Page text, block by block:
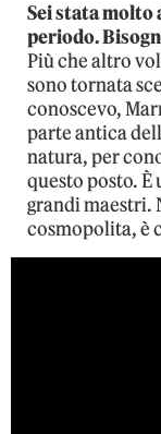
Sei stata molto
periodo.
Più che altro
sono tornata
conoscevo,
parte antica
natura, per
questo posto.
grandi maestri.
cosmopolita, è